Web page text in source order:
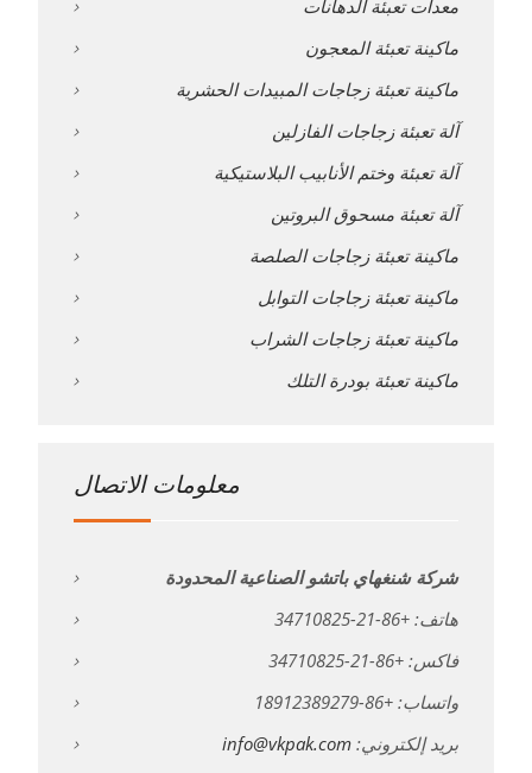
معدات تعبئة الدهانات
ماكينة تعبئة المعجون
ماكينة تعبئة زجاجات المبيدات الحشرية
آلة تعبئة زجاجات الفازلين
آلة تعبئة وختم الأنابيب البلاستيكية
آلة تعبئة مسحوق البروتين
ماكينة تعبئة زجاجات الصلصة
ماكينة تعبئة زجاجات التوابل
ماكينة تعبئة زجاجات الشراب
ماكينة تعبئة بودرة التلك
معلومات الاتصال
شركة شنغهاي باتشو الصناعية المحدودة
هاتف: +86-21-34710825
فاكس: +86-21-34710825
واتساب: +86-18912389279
بريد إلكتروني: info@vkpak.com